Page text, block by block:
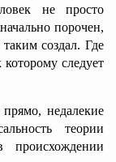
не просто
порочен,
создал. Где
следует
недалекие
теории
происхождении